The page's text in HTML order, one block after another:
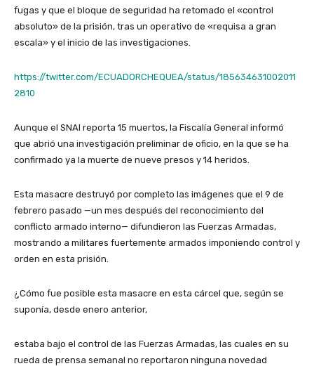
fugas y que el bloque de seguridad ha retomado el «control
absoluto» de la prisión, tras un operativo de «requisa a gran
escala» y el inicio de las investigaciones.
https://twitter.com/ECUADORCHEQUEA/status/185634631002011
2810
Aunque el SNAI reporta 15 muertos, la Fiscalía General informó
que abrió una investigación preliminar de oficio, en la que se ha
confirmado ya la muerte de nueve presos y 14 heridos.
Esta masacre destruyó por completo las imágenes que el 9 de
febrero pasado —un mes después del reconocimiento del
conflicto armado interno— difundieron las Fuerzas Armadas,
mostrando a militares fuertemente armados imponiendo control y
orden en esta prisión.
¿Cómo fue posible esta masacre en esta cárcel que, según se
suponía, desde enero anterior,
estaba bajo el control de las Fuerzas Armadas, las cuales en su
rueda de prensa semanal no reportaron ninguna novedad